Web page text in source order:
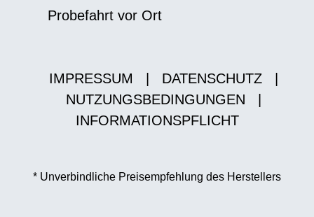
Probefahrt vor Ort
IMPRESSUM DATENSCHUTZ
NUTZUNGSBEDINGUNGEN
INFORMATIONSPFLICHT
* Unverbindliche Preisempfehlung des Herstellers